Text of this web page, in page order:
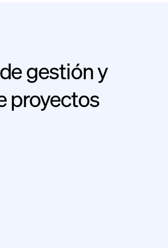
Impacto